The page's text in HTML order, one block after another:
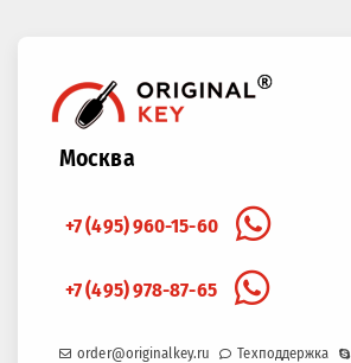
Москва
+7 (495) 960-15-60
+7 (495) 978-87-65
order@originalkey.ru Техподдержка